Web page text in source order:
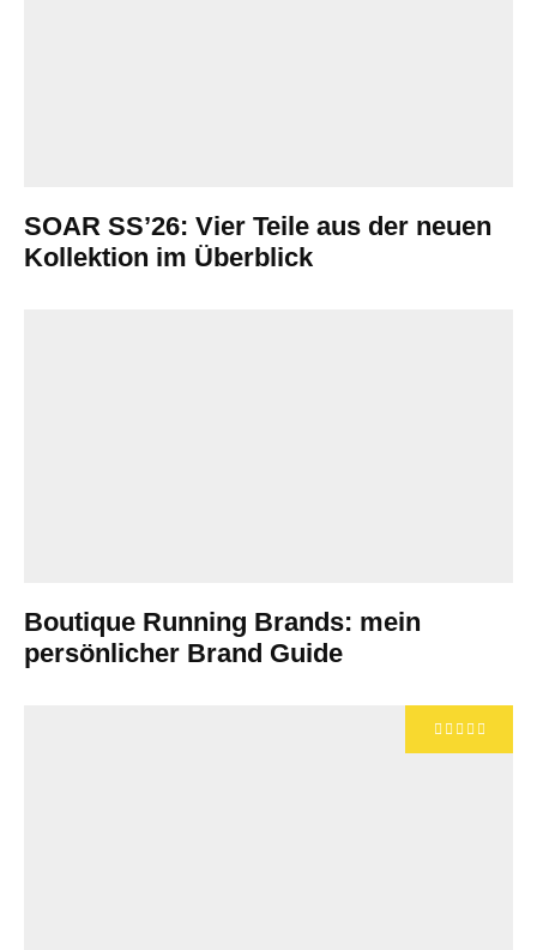
SOAR SS’26: Vier Teile aus der neuen
Kollektion im Überblick
Boutique Running Brands: mein
persönlicher Brand Guide